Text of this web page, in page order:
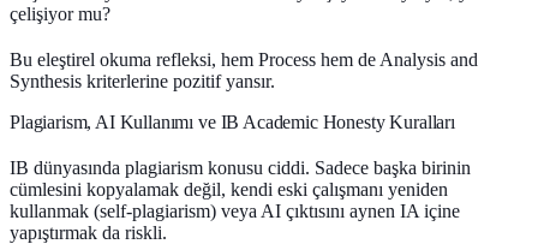
çelişiyor mu?
Bu eleştirel okuma refleksi, hem Process hem de Analysis and
Synthesis kriterlerine pozitif yansır.
Plagiarism, AI Kullanımı ve IB Academic Honesty Kuralları
IB dünyasında plagiarism konusu ciddi. Sadece başka birinin
cümlesini kopyalamak değil, kendi eski çalışmanı yeniden
kullanmak (self-plagiarism) veya AI çıktısını aynen IA içine
yapıştırmak da riskli.